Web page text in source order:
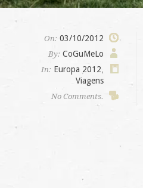
On: 03/10/2012
By: CoGuMeLo
In: Europa 2012
Viagens
No Comments.